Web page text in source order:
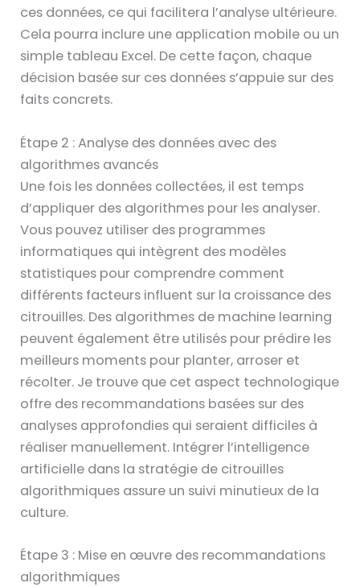
ces données, ce qui facilitera l’analyse ultérieure.
Cela pourra inclure une application mobile ou un
simple tableau Excel. De cette façon, chaque
décision basée sur ces données s’appuie sur des
faits concrets.
Étape 2 : Analyse des données avec des
algorithmes avancés
Une fois les données collectées, il est temps
d’appliquer des algorithmes pour les analyser.
Vous pouvez utiliser des programmes
informatiques qui intègrent des modèles
statistiques pour comprendre comment
différents facteurs influent sur la croissance des
citrouilles. Des algorithmes de machine learning
peuvent également être utilisés pour prédire les
meilleurs moments pour planter, arroser et
récolter. Je trouve que cet aspect technologique
offre des recommandations basées sur des
analyses approfondies qui seraient difficiles à
réaliser manuellement. Intégrer l’intelligence
artificielle dans la stratégie de citrouilles
algorithmiques assure un suivi minutieux de la
culture.
Étape 3 : Mise en œuvre des recommandations
algorithmiques